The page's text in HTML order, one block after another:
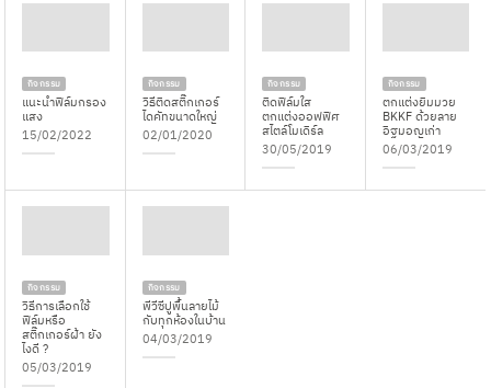
กิจกรรม
แนะนำฟิล์มกรอง
แสง
15/02/2022
กิจกรรม
วิธีติดสติ๊กเกอร์
ไดคัทขนาดใหญ่
02/01/2020
กิจกรรม
ติดฟิล์มใส
ตกแต่งออฟฟิศ
สไตล์โมเดิร์ล
30/05/2019
กิจกรรม
ตกแต่งยิมมวย
BKKF ด้วยลาย
อิฐมอญเก่า
06/03/2019
กิจกรรม
วิธีการเลือกใช้
ฟิล์มหรือ
สติ๊กเกอร์ฝ้า ยัง
ไงดี ?
05/03/2019
กิจกรรม
พีวีซีปูพื้นลายไม้
กับทุกห้องในบ้าน
04/03/2019